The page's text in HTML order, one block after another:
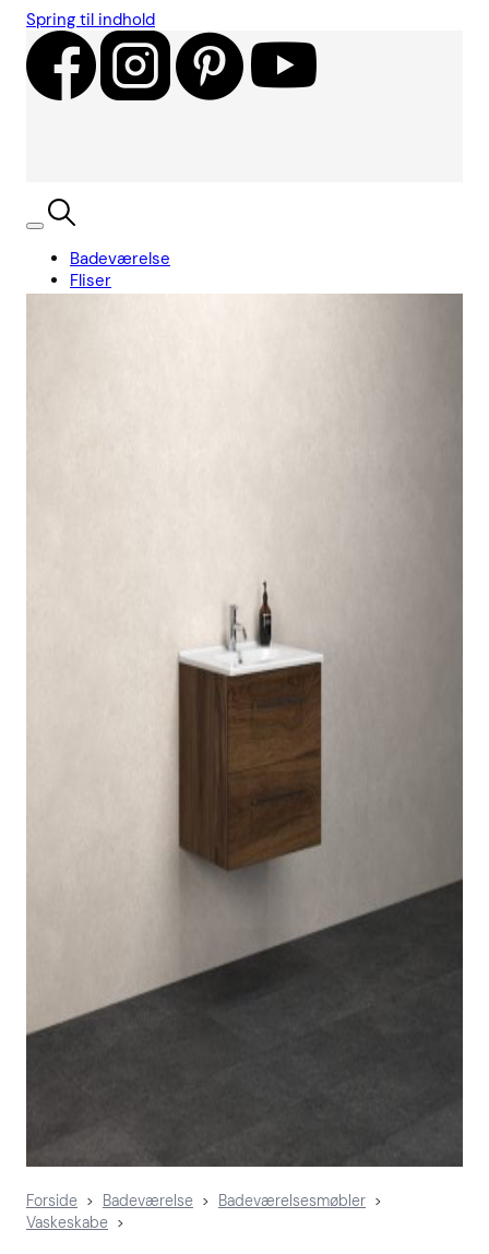
Spring til indhold
Badeværelse
Fliser
Forside > Badeværelse > Badeværelsesmøbler >
Vaskeskabe >